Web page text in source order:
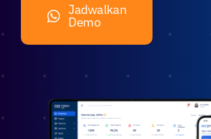
Jadwalkan
Demo